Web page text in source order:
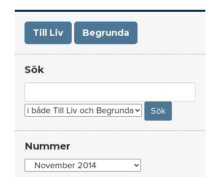
Till Liv Begrunda
Sök
for:
Nummer
Nummer